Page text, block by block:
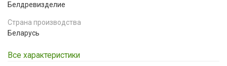
Белдревизделие
Страна производства
Беларусь
Все характеристики